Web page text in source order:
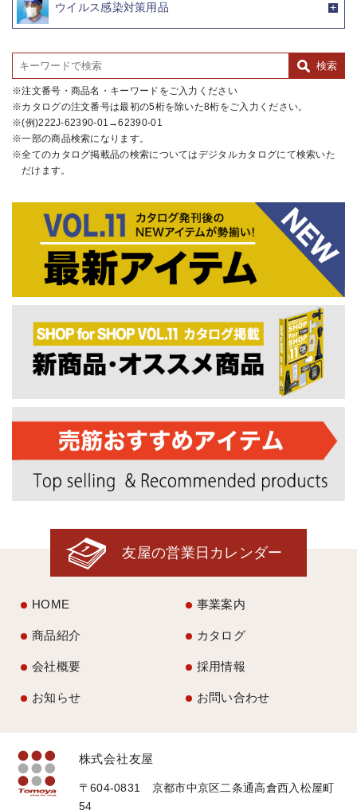
ウイルス感染対策用品
注文番号・商品名・キーワードをご入力ください
カタログの注文番号は最初の5桁を除いた8桁をご入力ください。
(例)222J-62390-01→62390-01
一部の商品検索になります。
全てのカタログ掲載品の検索についてはデジタルカタログにて検索いた
だけます。
友屋の営業日カレンダー
HOME 事業案内
商品紹介 カタログ
会社概要 採用情報
お知らせ お問い合わせ
株式会社友屋
〒604-0831 京都市中京区二条通高倉西入松屋町
54